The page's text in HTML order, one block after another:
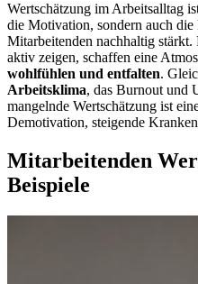
Wertschätzung im Arbeitsalltag
die Motivation, sondern auch
Mitarbeitenden nachhaltig
aktiv zeigen, schaffen eine
wohlfühlen und entfalten.
Arbeitsklima, das Burnout und
mangelnde Wertschätzung ist
Demotivation, steigende
Mitarbeitenden
Beispiele